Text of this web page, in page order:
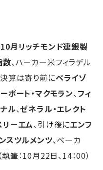
10月リッチモンド連銀製
数、ハーカー米フィラデル
算は寄り前にベライゾ
ポート・マクモラン、 フィ
ル、ゼネラル・エレクト
リーエム、引け後にエンフ
スツルメンツ、ベーカ
筆：10月22日、14：00）